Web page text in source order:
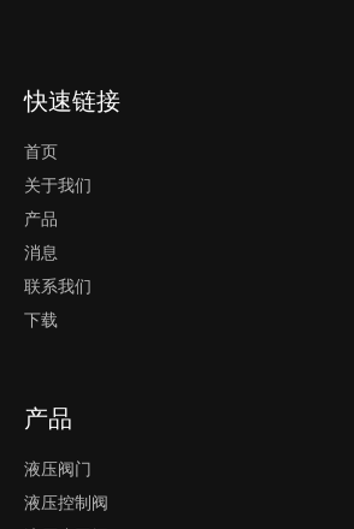
快速链接
首页
关于我们
产品
消息
联系我们
下载
产品
液压阀门
液压控制阀